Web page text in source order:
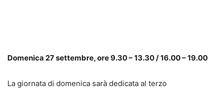
Domenica 27 settembre, ore 9.30 – 13.30 / 16.00 – 19.00
La giornata di domenica sarà dedicata al terzo